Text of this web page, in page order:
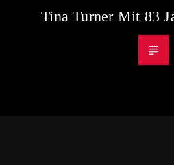
Tina Turner Mit 83